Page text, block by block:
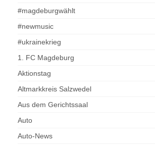
#magdeburgwählt
#newmusic
#ukrainekrieg
1. FC Magdeburg
Aktionstag
Altmarkkreis Salzwedel
Aus dem Gerichtssaal
Auto
Auto-News